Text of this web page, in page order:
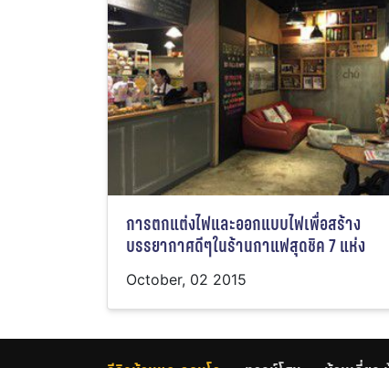
การตกแต่งไฟและออกแบบไฟเพื่อสร้าง
บรรยากาศดีๆในร้านกาแฟสุดชิค 7 แห่ง
October, 02 2015